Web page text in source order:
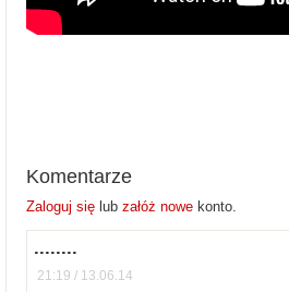
Komentarze
Zaloguj się lub załóż nowe konto.
........
21:19 / 13.06.14